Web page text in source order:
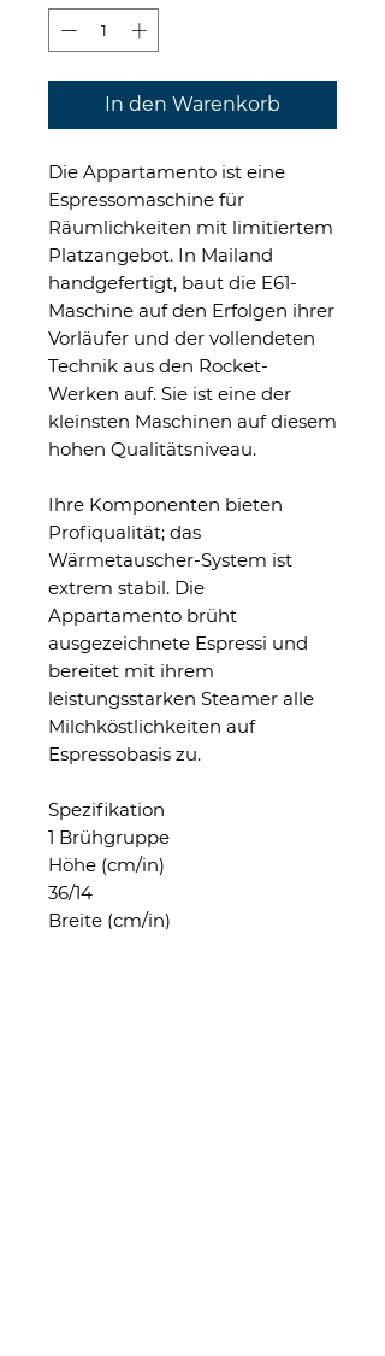
In den Warenkorb
Die Appartamento ist eine
Espressomaschine für
Räumlichkeiten mit limitiertem
Platzangebot. In Mailand
handgefertigt, baut die E61-
Maschine auf den Erfolgen ihrer
Vorläufer und der vollendeten
Technik aus den Rocket-
Werken auf. Sie ist eine der
kleinsten Maschinen auf diesem
hohen Qualitätsniveau.
Ihre Komponenten bieten
Profiqualität; das
Wärmetauscher-System ist
extrem stabil. Die
Appartamento brüht
ausgezeichnete Espressi und
bereitet mit ihrem
leistungsstarken Steamer alle
Milchköstlichkeiten auf
Espressobasis zu.
Spezifikation
1 Brühgruppe
Höhe (cm/in)
36/14
Breite (cm/in)